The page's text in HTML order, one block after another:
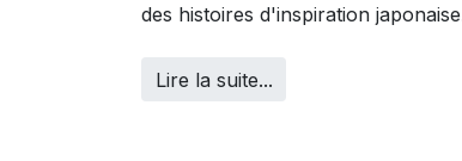
des histoires d'inspiration
Lire la suite...